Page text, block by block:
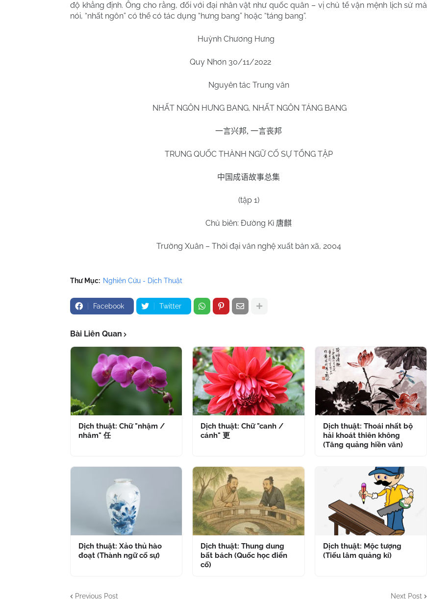
độ khẳng định. Ông cho rằng, đối với đại nhân vật như quốc quân – vị chủ tể vận mệnh lịch sử mà
nói, “nhất ngôn” có thể có tác dụng “hưng bang” hoặc “táng bang”.
Huỳnh Chương Hưng
Quy Nhơn 30/11/2022
Nguyên tác Trung văn
NHẤT NGÔN HƯNG BANG, NHẤT NGÔN TÁNG BANG
一言兴邦, 一言丧邦
TRUNG QUỐC THÀNH NGỮ CỐ SỰ TỔNG TẬP
中国成语故事总集
(tập 1)
Chủ biên: Đường Kì 唐麒
Trường Xuân – Thời đại văn nghệ xuất bản xã, 2004
Thư Mục: Nghiên Cứu - Dịch Thuật
Facebook Twitter
Bài Liên Quan
Dịch thuật: Chữ "nhậm /
nhâm" 任
Dịch thuật: Chữ "canh /
cánh" 更
Dịch thuật: Thoái nhất bộ
hải khoát thiên không
(Tăng quảng hiền văn)
Dịch thuật: Xảo thủ hào
đoạt (Thành ngữ cố sự)
Dịch thuật: Thung dung
bất bách (Quốc học điển
cố)
Dịch thuật: Mộc tượng
(Tiếu lâm quảng kí)
Previous Post Next Post